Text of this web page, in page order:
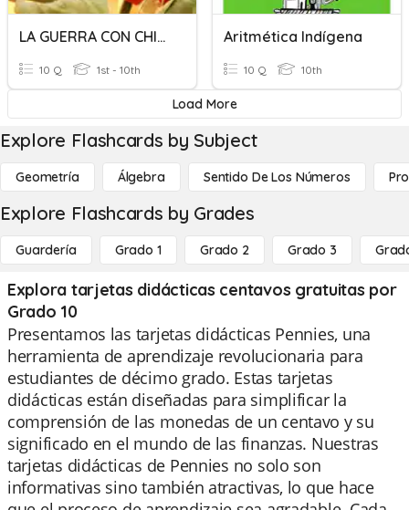
LA GUERRA CON CHILE
10 Q 1st - 10th
Aritmética Indígena
10 Q 10th
Load More
Explore Flashcards by Subject
Geometría Álgebra Sentido De Los Números
Explore Flashcards by Grades
Guardería Grado 1 Grado 2 Grado 3
Explora tarjetas didácticas centavos gratuitas por
Grado 10
Presentamos las tarjetas didácticas Pennies, una
herramienta de aprendizaje revolucionaria para
estudiantes de décimo grado. Estas tarjetas
didácticas están diseñadas para simplificar la
comprensión de las monedas de un centavo y su
significado en el mundo de las finanzas. Nuestras
tarjetas didácticas de Pennies no solo son
informativas sino también atractivas, lo que hace